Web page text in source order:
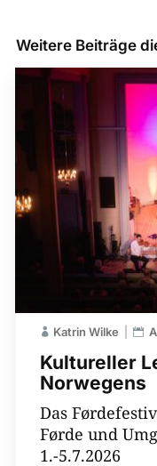
Weitere Beiträge
Kultureller
Norwegens
Katrin Wilke
Das
Førde und
1.-5.7.2026